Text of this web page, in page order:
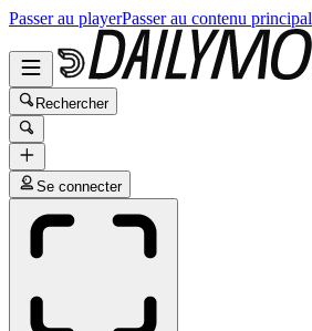
Passer au playerPasser au contenu principal
Rechercher
Se connecter